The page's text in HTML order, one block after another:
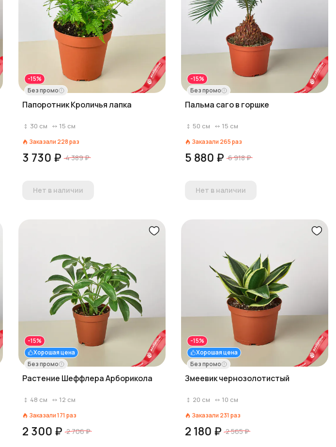
-15%
Без промо
Папоротник Кроличья лапка
30 см 15 см
Заказали 228раз
3 730 ₽ 4 389 ₽
Нет в наличии
-15%
Без промо
Пальма саго в горшке
50 см 15 см
Заказали 265раз
5 880 ₽ 6 918 ₽
Нет в наличии
Хорошая цена
-15%
Без промо
Растение Шеффлера Арборикола
48 см 12 см
Заказали171 раз
2 300 ₽ 2 706 ₽
Хорошая цена
-15%
Без промо
Змеевик чернозолотистый
20 см 10 см
Заказали 231 раз
2 180 ₽ 2 565 ₽